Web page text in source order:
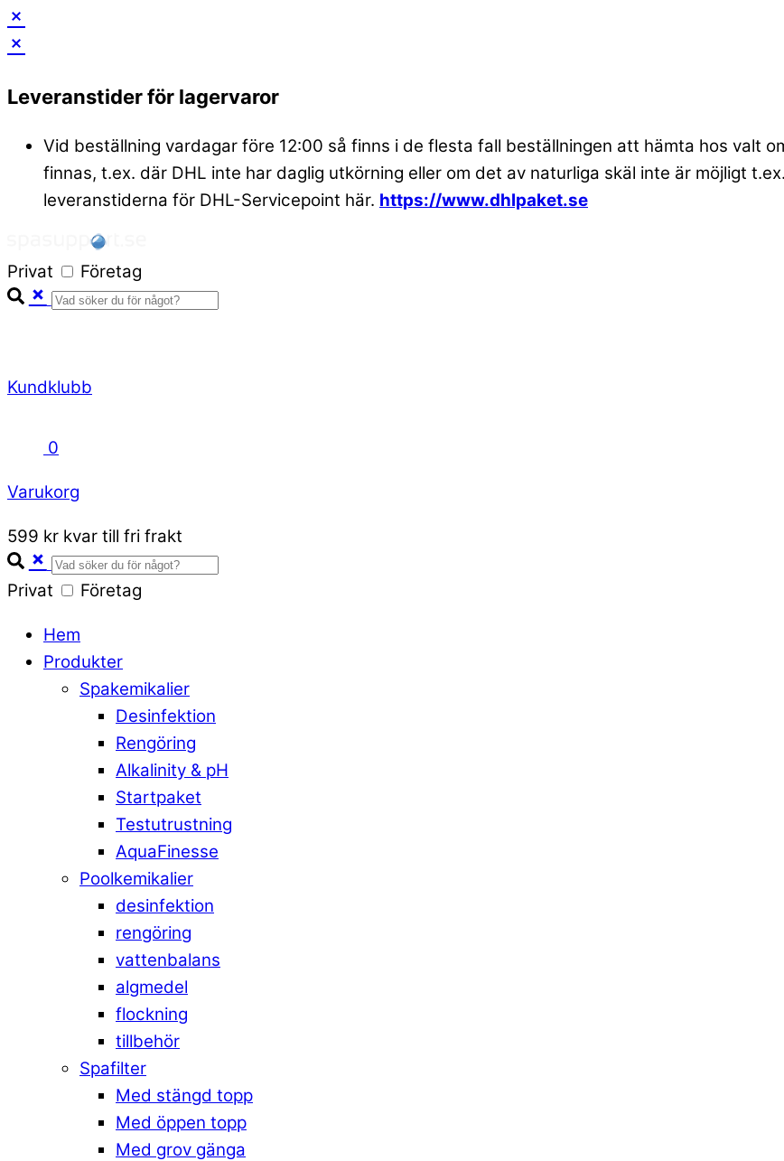
Skip
content
Leveranstider för lagervaror
Vid beställning vardagar före 12:00 så finns i de flesta fall beställningen att hämta hos valt
finnas, t.ex. där DHL inte har daglig utkörning eller om det av naturliga skäl inte är möjligt
leveranstiderna för DHL-Servicepoint här. https://www.dhlpaket.se
Privat Företag
Kundklubb
0
Varukorg
Close
Cart
599 kr kvar till fri frakt
Privat Företag
Hem
Produkter
Spakemikalier
Desinfektion
Rengöring
Alkalinity & pH
Startpaket
Testutrustning
AquaFinesse
Poolkemikalier
desinfektion
rengöring
vattenbalans
algmedel
flockning
tillbehör
Spafilter
Med stängd topp
Med öppen topp
Med grov gänga